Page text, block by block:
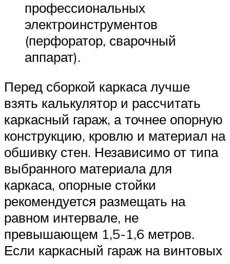
профессиональных
электроинструментов
(перфоратор, сварочный
аппарат).
Перед сборкой каркаса лучше
взять калькулятор и рассчитать
каркасный гараж, а точнее опорную
конструкцию, кровлю и материал на
обшивку стен. Независимо от типа
выбранного материала для
каркаса, опорные стойки
рекомендуется размещать на
равном интервале, не
превышающем 1,5-1,6 метров.
Если каркасный гараж на винтовых